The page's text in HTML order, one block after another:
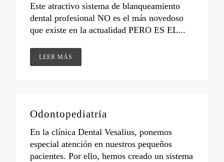
Este atractivo sistema de blanqueamiento
dental profesional NO es el más novedoso
que existe en la actualidad PERO ES EL...
LEER MÁS
Odontopediatría
En la clínica Dental Vesalius, ponemos
especial atención en nuestros pequeños
pacientes. Por ello, hemos creado un sistema